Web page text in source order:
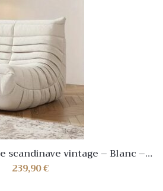
scandinave vintage – Blanc –
NEUF✅
239,90€